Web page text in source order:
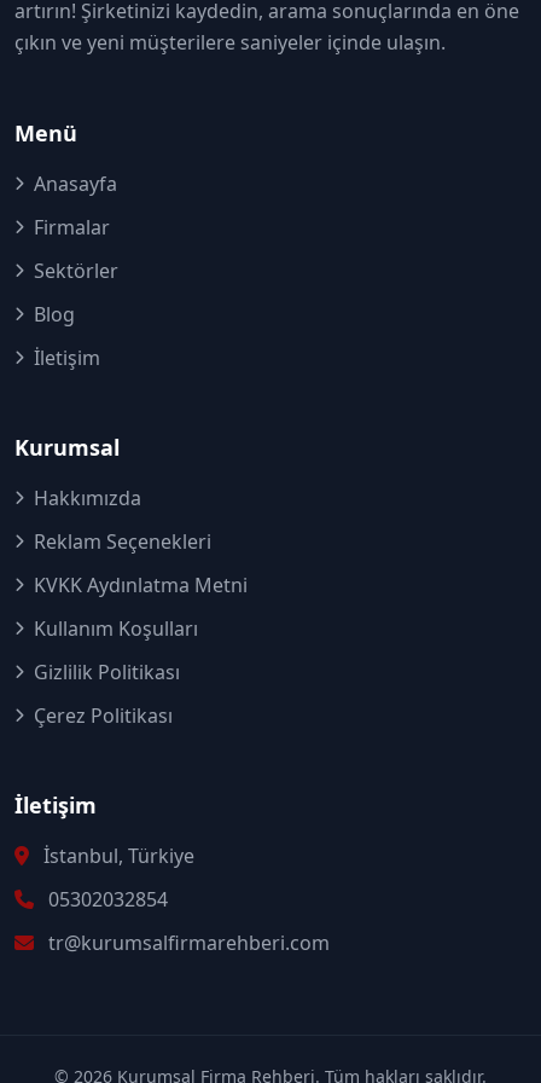
artırın! Şirketinizi kaydedin, arama sonuçlarında en öne
çıkın ve yeni müşterilere saniyeler içinde ulaşın.
Menü
Anasayfa
Firmalar
Sektörler
Blog
İletişim
Kurumsal
Hakkımızda
Reklam Seçenekleri
KVKK Aydınlatma Metni
Kullanım Koşulları
Gizlilik Politikası
Çerez Politikası
İletişim
İstanbul, Türkiye
05302032854
tr@kurumsalfirmarehberi.com
© 2026 Kurumsal Firma Rehberi. Tüm hakları saklıdır.